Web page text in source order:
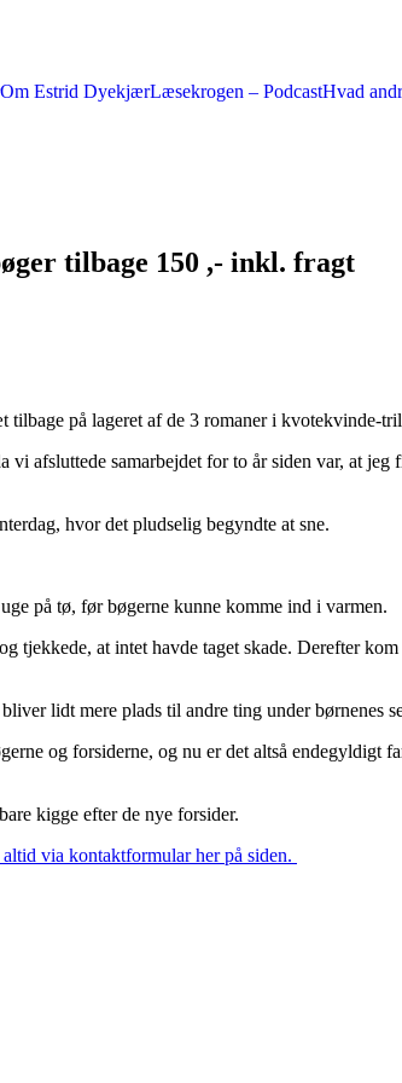
Om Estrid DyekjærLæsekrogen – PodcastHvad
tilbage 150 ,- inkl. fragt
på lageret af de 3 romaner i kvotekvinde-
afsluttede samarbejdet for to år siden var, at
hvor det pludselig begyndte at sne.
på tø, før bøgerne kunne komme ind i varmen.
tjekkede, at intet havde taget skade. Derefter
lidt mere plads til andre ting under børnenes
og forsiderne, og nu er det altså endegyldigt
kigge efter de nye forsider.
via kontaktformular her på siden.